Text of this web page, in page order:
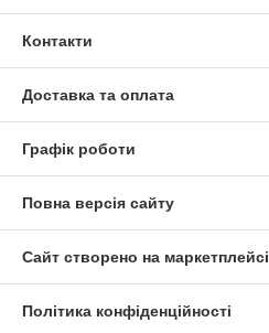
Контакти
Доставка та оплата
Графік роботи
Повна версія сайту
Сайт створено на маркетплейсі
Політика конфіденційності